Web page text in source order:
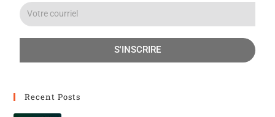
S'INSCRIRE
Recent Posts